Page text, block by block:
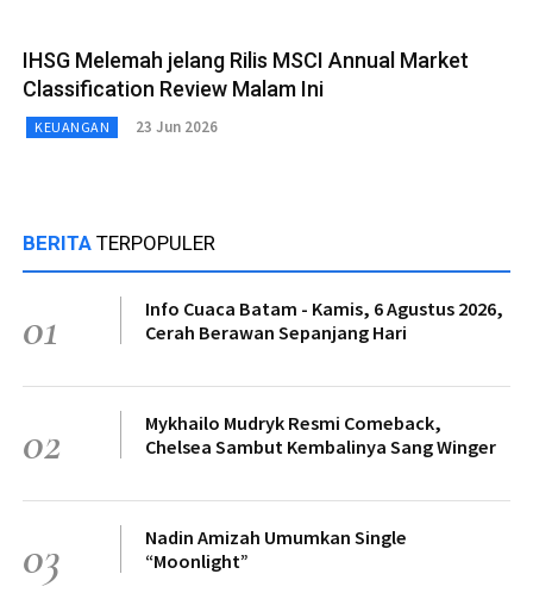
IHSG Melemah jelang Rilis MSCI Annual Market
Classification Review Malam Ini
KEUANGAN 23 Jun 2026
BERITA TERPOPULER
01
Info Cuaca Batam - Kamis, 6 Agustus 2026,
Cerah Berawan Sepanjang Hari
02
Mykhailo Mudryk Resmi Comeback,
Chelsea Sambut Kembalinya Sang Winger
03
Nadin Amizah Umumkan Single
“Moonlight”